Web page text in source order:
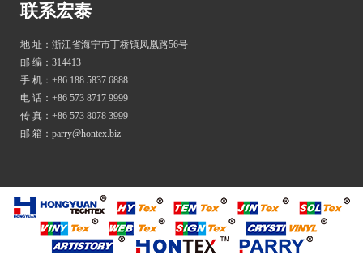
联系宏泰
地 址：浙江省海宁市丁桥镇凤凰路56号
邮 编：314413
手 机：+86 188 5837 6888
电 话：+86 573 8717 9999
传 真：+86 573 8078 3999
邮 箱：parry@hontex.biz